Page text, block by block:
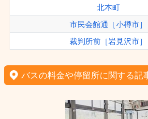
北本町
市民会館通［小樽市］
裁判所前［岩見沢市］
バスの料金や停留所に関する記